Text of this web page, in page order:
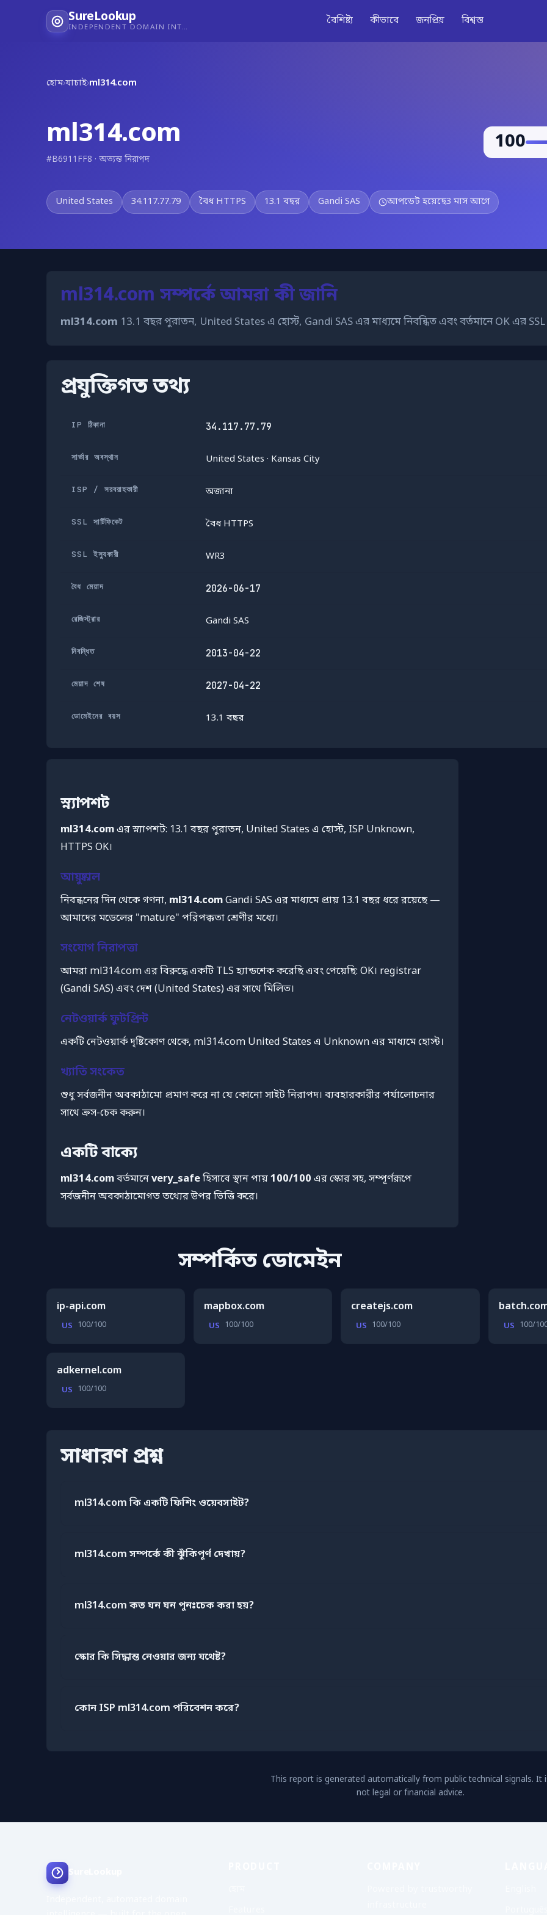
SureLookup
INDEPENDENT DOMAIN INTELLIGENCE
বৈশিষ্ট্য কীভাবে জনপ্রিয় বিশ্বস্ত
হোম›যাচাই›ml314.com
ml314.com
#B6911FF8 · অত্যন্ত নিরাপদ
100
United States 34.117.77.79 বৈধ HTTPS 13.1 বছর Gandi SAS আপডেট হয়েছে3 মাস আগে
ml314.com সম্পর্কে আমরা কী জানি
ml314.com 13.1 বছর পুরাতন, United States এ হোস্ট, Gandi SAS এর মাধ্যমে নিবন্ধিত এবং বর্তমানে OK এর SSL
প্রযুক্তিগত তথ্য
IP ঠিকানা 34.117.77.79
সার্ভার অবস্থান United States · Kansas City
ISP / সরবরাহকারী অজানা
SSL সার্টিফিকেট বৈধ HTTPS
SSL ইস্যুকারী WR3
বৈধ মেয়াদ 2026-06-17
রেজিস্ট্রার Gandi SAS
নিবন্ধিত 2013-04-22
মেয়াদ শেষ 2027-04-22
ডোমেইনের বয়স 13.1 বছর
স্ন্যাপশট
ml314.comএর স্ন্যাপশট: 13.1 বছর পুরাতন, United States এ হোস্ট, ISP Unknown,
HTTPS OK।
আয়ুষ্কাল
নিবন্ধনের দিন থেকে গণনা, ml314.comGandi SAS এর মাধ্যমে প্রায় 13.1 বছর ধরে রয়েছে —
আমাদের মডেলের "mature" পরিপক্কতা শ্রেণীর মধ্যে।
সংযোগ নিরাপত্তা
আমরা ml314.com এর বিরুদ্ধে একটি TLS হ্যান্ডশেক করেছি এবং পেয়েছি: OK। registrar
(Gandi SAS) এবং দেশ (United States) এর সাথে মিলিত।
নেটওয়ার্ক ফুটপ্রিন্ট
একটি নেটওয়ার্ক দৃষ্টিকোণ থেকে, ml314.com United States এ Unknown এর মাধ্যমে হোস্ট।
খ্যাতি সংকেত
শুধু সর্বজনীন অবকাঠামো প্রমাণ করে না যে কোনো সাইট নিরাপদ। ব্যবহারকারীর পর্যালোচনার
সাথে ক্রস-চেক করুন।
একটি বাক্যে
ml314.comবর্তমানেvery_safeহিসাবে স্থান পায়100/100 এর স্কোর সহ, সম্পূর্ণরূপে
সর্বজনীন অবকাঠামোগত তথ্যের উপর ভিত্তি করে।
সম্পর্কিত ডোমেইন
ip-api.com
US 100/100
mapbox.com
US 100/100
createjs.com
US 100/100 US 100/
adkernel.com
US 100/100
সাধারণ প্রশ্ন
ml314.com কি একটি ফিশিং ওয়েবসাইট?
ml314.com সম্পর্কে কী ঝুঁকিপূর্ণ দেখায়?
ml314.com কত ঘন ঘন পুনঃচেক করা হয়?
স্কোর কি সিদ্ধান্ত নেওয়ার জন্য যথেষ্ট?
কোন ISP ml314.com পরিবেশন করে?
This report is generated automatically from public technical signals. It
not legal or financial advice.
SureLookup